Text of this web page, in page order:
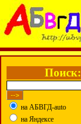
Поиск:
на АБВГД-auto
на Яндексе